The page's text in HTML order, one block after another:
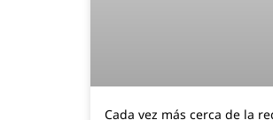
Cada vez más cerca de la